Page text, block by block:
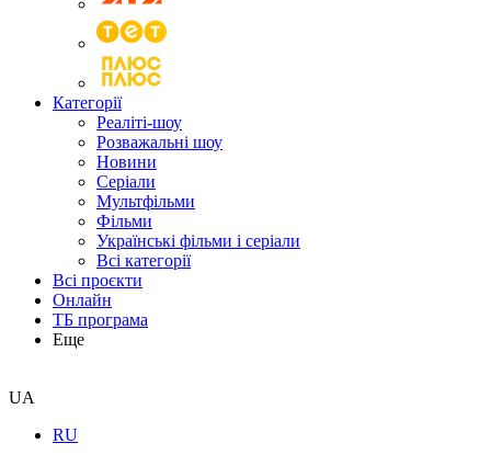
Категорії
Реаліті-шоу
Розважальні шоу
Новини
Серіали
Мультфільми
Фільми
Українські фільми і серіали
Всі категорії
Всі проєкти
Онлайн
ТБ програма
Еще
UA
RU